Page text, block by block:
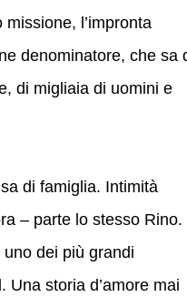
l’impronta
denominatore, che sa
di migliaia di uomini e
di famiglia. Intimità
– parte lo stesso Rino.
dei più grandi
storia d’amore mai